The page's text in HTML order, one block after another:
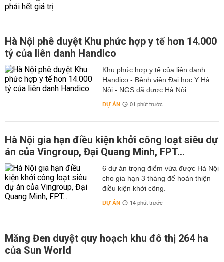
Hà Nội phê duyệt Khu phức hợp y tế hơn 14.000
tỷ của liên danh Handico
Khu phức hợp y tế của liên danh
Handico - Bệnh viện Đại học Y Hà
Nội - NGS đã được Hà Nội...
DỰ ÁN 01 phút trước
Hà Nội gia hạn điều kiện khởi công loạt siêu dự
án của Vingroup, Đại Quang Minh, FPT...
6 dự án trọng điểm vừa được Hà Nội
cho gia hạn 3 tháng để hoàn thiện
điều kiện khởi công.
DỰ ÁN 14 phút trước
Măng Đen duyệt quy hoạch khu đô thị 264 ha
của Sun World